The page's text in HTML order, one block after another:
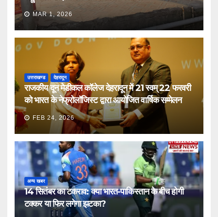
MAR 1, 2026
उत्तराखण्ड देहरादून
राजकीय दून मेडीकल कॉलेज देहरादून में 21 स्वम् 22 फरवरी
को भारत के नेफ्रोलॉजिस्ट द्वारा आयोजित वार्षिक सम्मेलन
FEB 24, 2026
अन्य खबर
14 सितंबर का टकराव: क्या भारत-पाकिस्तान के बीच होगी
टक्कर या फिर लगेगा झटका?